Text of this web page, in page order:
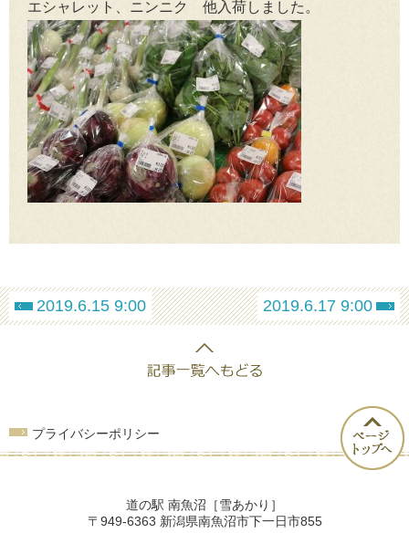
エシャレット、ニンニク 他入荷しました。
2019.6.15 9:00 2019.6.17 9:00
プライバシーポリシー
道の駅 南魚沼［雪あかり］
〒949-6363 新潟県南魚沼市下一日市855